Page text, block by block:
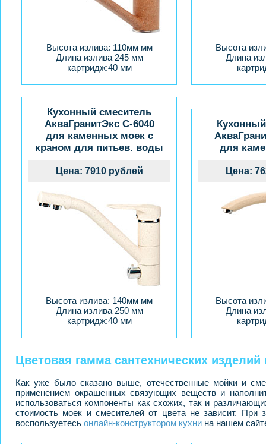
Высота излива: 110мм мм
Длина излива 245 мм
картридж:40 мм
Высота
Длина
Кухонный смеситель
АкваГранитЭкс C-6040
для каменных моек с
краном для питьев. воды
Цена: 7910 рублей
Высота излива: 140мм мм
Длина излива 250 мм
картридж:40 мм
для
Цена:
Высота
Длина
Цветовая гамма сантехнических изделий
Как уже было сказано выше, отечественные мойки и
применением окрашенных связующих веществ и
использоваться компоненты как схожих, так и
стоимость моек и смесителей от цвета не зависит. При
воспользуетесь онлайн-конструктором кухни на нашем